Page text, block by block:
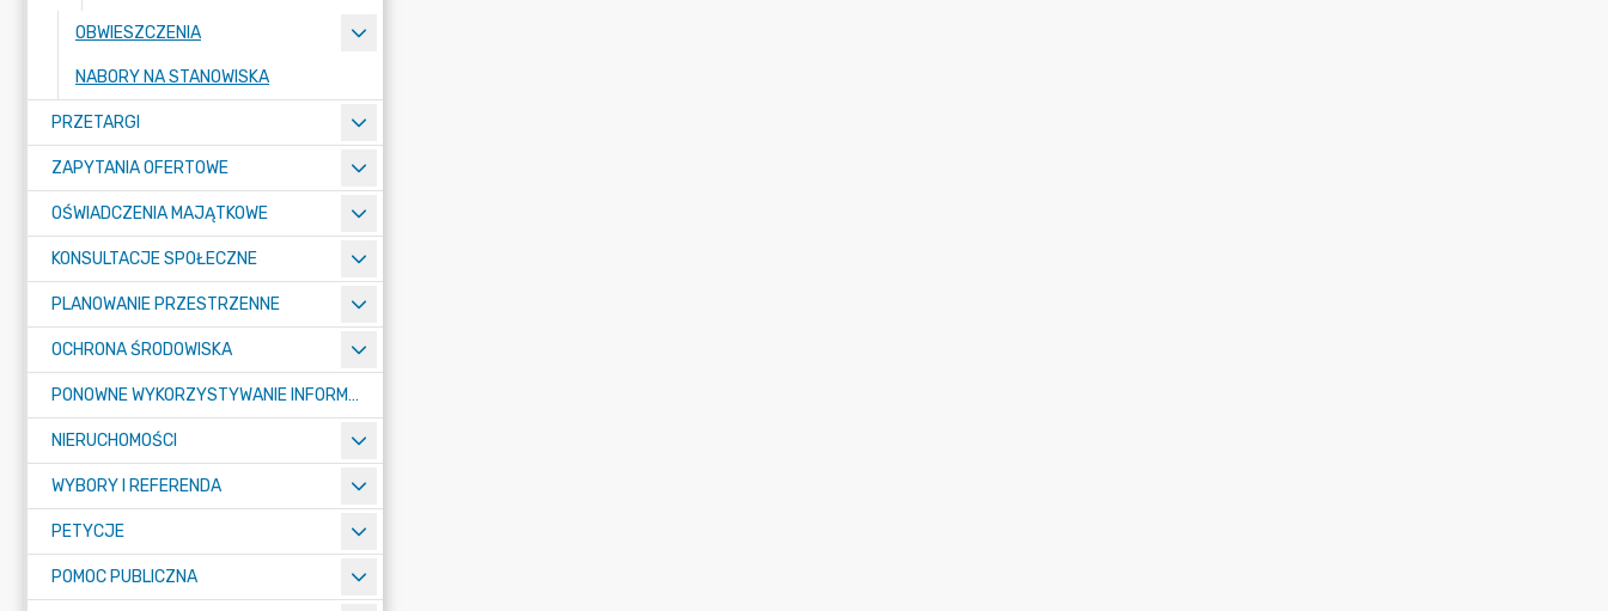
OBWIESZCZENIA
NABORY NA STANOWISKA
PRZETARGI
ZAPYTANIA OFERTOWE
OŚWIADCZENIA MAJĄTKOWE
KONSULTACJE SPOŁECZNE
PLANOWANIE PRZESTRZENNE
OCHRONA ŚRODOWISKA
PONOWNE WYKORZYSTYWANIE INFORMACJI SEKTORA PUBLICZNEGO
NIERUCHOMOŚCI
WYBORY I REFERENDA
PETYCJE
POMOC PUBLICZNA